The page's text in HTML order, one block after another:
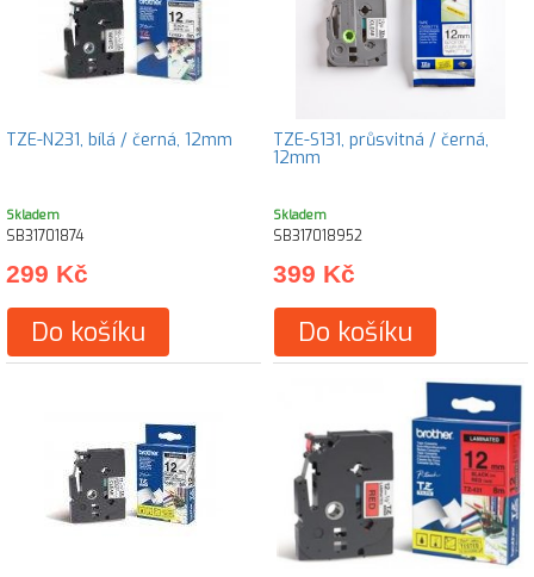
TZE-N231, bílá / černá, 12mm
Skladem
SB31701874
299 Kč
Do košíku
TZE-S131, průsvitná / černá,
12mm
Skladem
SB317018952
399 Kč
Do košíku